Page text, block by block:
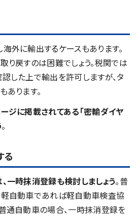
外に輸出するケースもあります。
り戻すのは困難でしょう。税関では
した上で輸出を許可しますが、タ
あります。
ジに掲載されてある「密輸ダイヤ
。
る
一時抹消登録も検討しましょう。普
自動車であれば軽自動車検査協
通自動車の場合、一時抹消登録を